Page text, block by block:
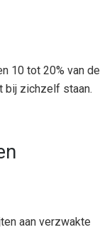
10 tot 20% van de
bij zichzelf staan.
aan verzwakte